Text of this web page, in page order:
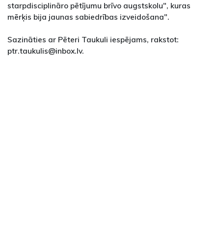
starpdisciplināro pētījumu brīvo augstskolu", kuras
mērķis bija jaunas sabiedrības izveidošana".
Sazināties ar Pēteri Taukuli iespējams, rakstot:
ptr.taukulis@inbox.lv.